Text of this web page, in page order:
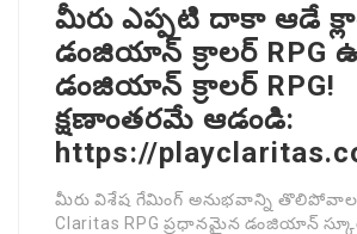
మీరు ఎప్పటి దాకా ఆడే
డంజియాన్ క్రాలర్ RPG
డంజియాన్ క్రాలర్ RPG!
క్షణాంతరమే ఆడండి:
https://
మీరు విశేష గేమింగ్ అనుభవాన్ని
Claritas RPG ప్రధానమైన డంజియాన్